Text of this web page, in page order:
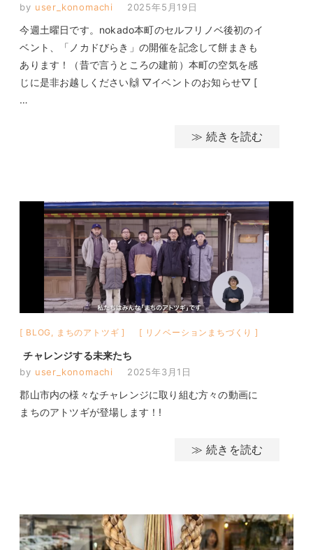
by user_konomachi 2025年5月19日
今週土曜日です。nokado本町のセルフリノベ後初のイ
ベント、「ノカドびらき」の開催を記念して餅まきも
あります！（昔で言うところの建前）本町の空気を感
じに是非お越しください🙌 ▽イベントのお知らせ▽ [
…
≫ 続きを読む
BLOG , まちのアトツギ リノベーションまちづくり
チャレンジする未来たち
by user_konomachi 2025年3月1日
郡山市内の様々なチャレンジに取り組む方々の動画に
まちのアトツギが登場します！!
≫ 続きを読む